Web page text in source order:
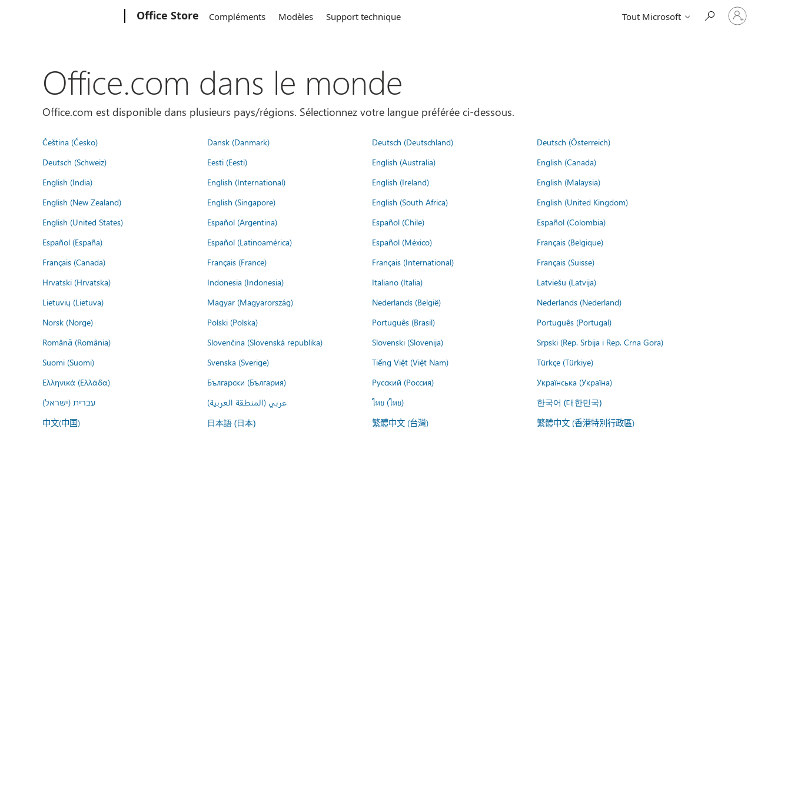
Office Store Compléments Modèles Support technique Tout Microsoft
Connectez-
vous
Office.com dans le monde
Office.com est disponible dans plusieurs pays/régions. Sélectionnez votre langue préférée ci-dessous.
Čeština (Česko) Dansk (Danmark) Deutsch (Deutschland)
Deutsch (Österreich)
Deutsch (Schweiz)
Eesti (Eesti) English (Australia)
English (Canada)
English (India)
English (International) English (Ireland)
English (Malaysia)
English (New Zealand)
English (Singapore) English (South Africa)
English (United Kingdom)
English (United States)
Español (Argentina) Español (Chile)
Español (Colombia)
Español (España)
Español (Latinoamérica) Español (México)
Français (Belgique)
Français (Canada)
Français (France) Français (International)
Français (Suisse)
Hrvatski (Hrvatska)
Indonesia (Indonesia) Italiano (Italia)
Latviešu (Latvija)
Lietuvių (Lietuva)
Magyar (Magyarország) Nederlands (België)
Nederlands (Nederland)
Norsk (Norge)
Polski (Polska) Português (Brasil)
Português (Portugal)
Română (România)
Slovenčina (Slovenská republika) Slovenski (Slovenija)
Srpski (Rep. Srbija i Rep. Crna Gora)
Suomi (Suomi)
Svenska (Sverige) Tiếng Việt (Việt Nam)
Türkçe (Türkiye)
Ελληνικά (Ελλάδα)
Български (България) Русский (Россия)
Українська (Україна)
עברית (ישראל)
عربي (المنطقة العربية) ไทย (ไทย) 한국어 (대한민국)
中文(中国) 日本語 (日本) 繁體中文 (台灣) 繁體中文 (香港特別行政區)